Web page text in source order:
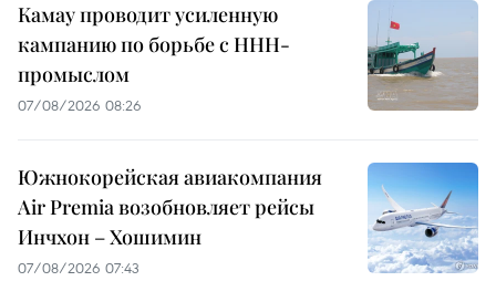
Камау проводит усиленную
кампанию по борьбе с ННН-
промыслом
07/08/2026 08:26
Южнокорейская авиакомпания
Air Premia возобновляет рейсы
Инчхон – Хошимин
07/08/2026 07:43